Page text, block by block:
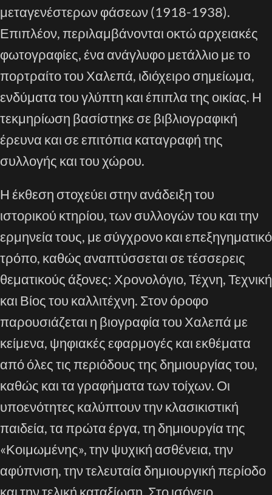
μεταγενέστερων φάσεων (1918-1938).
Επιπλέον, περιλαμβάνονται οκτώ αρχειακές
φωτογραφίες, ένα ανάγλυφο μετάλλιο με το
πορτραίτο του Χαλεπά, ιδιόχειρο σημείωμα,
ενδύματα του γλύπτη και έπιπλα της οικίας. Η
τεκμηρίωση βασίστηκε σε βιβλιογραφική
έρευνα και σε επιτόπια καταγραφή της
συλλογής και του χώρου.
Η έκθεση στοχεύει στην ανάδειξη του
ιστορικού κτηρίου, των συλλογών του και την
ερμηνεία τους, με σύγχρονο και επεξηγηματικό
τρόπο, καθώς αναπτύσσεται σε τέσσερεις
θεματικούς άξονες: Χρονολόγιο, Τέχνη, Τεχνική
και Βίος του καλλιτέχνη. Στον όροφο
παρουσιάζεται η βιογραφία του Χαλεπά με
κείμενα, ψηφιακές εφαρμογές και εκθέματα
από όλες τις περιόδους της δημιουργίας του,
καθώς και τα γραφήματα των τοίχων. Οι
υποενότητες καλύπτουν την κλασικιστική
παιδεία, τα πρώτα έργα, τη δημιουργία της
«Κοιμωμένης», την ψυχική ασθένεια, την
αφύπνιση, την τελευταία δημιουργική περίοδο